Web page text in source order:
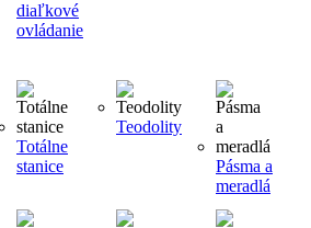
diaľkové
ovládanie
Totálne
stanice
Teodolity
Pásma a
meradlá